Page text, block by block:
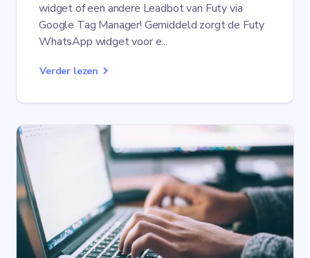
widget of een andere Leadbot van Futy via
Google Tag Manager! Gemiddeld zorgt de Futy
WhatsApp widget voor e...
Verder lezen